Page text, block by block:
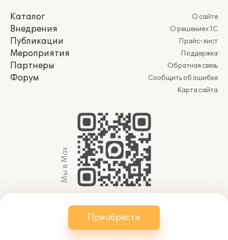
Приобрести
Каталог
Внедрения
Публикации
Мероприятия
Партнеры
Форум
О сайте
О решениях 1С
Прайс-лист
Поддержка
Обратная связь
Сообщить об ошибке
Карта сайта
Мы в Max
© 2011-2026 АО «Группа 1С» (правопреемник ООО
«1С»). Все права защищены.
websol@1c.ru